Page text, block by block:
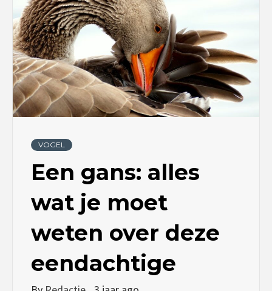
VOGEL
Een gans: alles
wat je moet
weten over deze
eendachtige